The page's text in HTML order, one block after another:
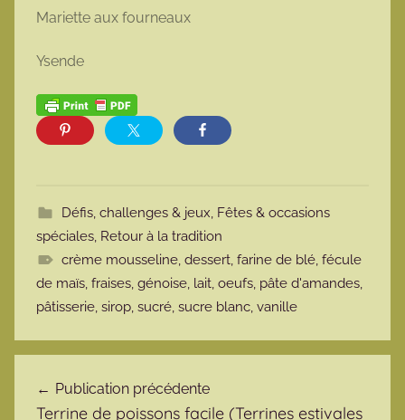
Mariette aux fourneaux
Ysende
Défis, challenges & jeux, Fêtes & occasions
spéciales, Retour à la tradition
crème mousseline, dessert, farine de blé, fécule
de maïs, fraises, génoise, lait, oeufs, pâte d'amandes,
pâtisserie, sirop, sucré, sucre blanc, vanille
Publication précédente
Terrine de poissons facile (Terrines estivales